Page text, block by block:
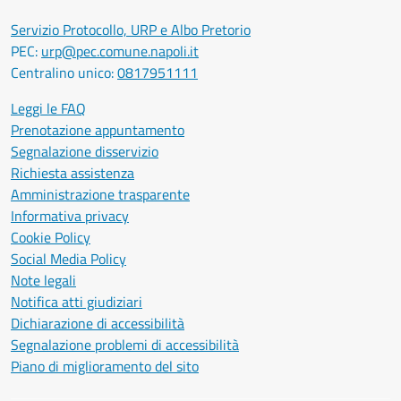
Servizio Protocollo, URP e Albo Pretorio
PEC: urp@pec.comune.napoli.it
Centralino unico:0817951111
Leggi le FAQ
Prenotazione appuntamento
Segnalazione disservizio
Richiesta assistenza
Amministrazione trasparente
Informativa privacy
Cookie Policy
Social Media Policy
Note legali
Notifica atti giudiziari
Dichiarazione di accessibilità
Segnalazione problemi di accessibilità
Piano di miglioramento del sito